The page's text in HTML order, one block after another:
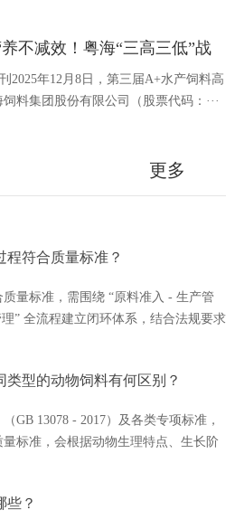
不减效！粤海“三高三低”战
2025年12月8日，第三届A+水产饲料高
料集团股份有限公司（股票代码：···
更多
？
性国家标准为核心，搭配专项法规、
猪生长效率、养殖成本及猪肉产品，
程符合质量标准？
量标准，需围绕 “原料准入 - 生产管
” 全流程建立闭环体系，结合法规要求
类型的动物饲料有何区别？
GB 13078 - 2017）及各类专项标准，
标准，会根据动物生理特点、生长阶
些？